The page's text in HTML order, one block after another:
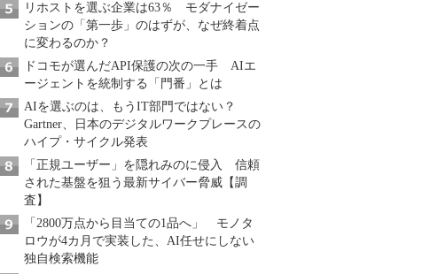
リホストを選ぶ企業は63％ モダナイゼー
ションの「第一歩」のはずが、なぜ終着点
に変わるのか？
ドコモが選んだAPI保護の次の一手 AIエ
ージェントを統制する「門番」とは
AIを選ぶのは、もうIT部門ではない？
Gartner、日本のデジタルワークプレースの
ハイプ・サイクル発表
「正規ユーザー」を隠れみのに侵入 信頼
された基盤を狙う最新サイバー脅威【調
査】
「2800万点から目当ての1品へ」 モノタ
ロウが4カ月で実装した、AI任せにしない
独自検索機能